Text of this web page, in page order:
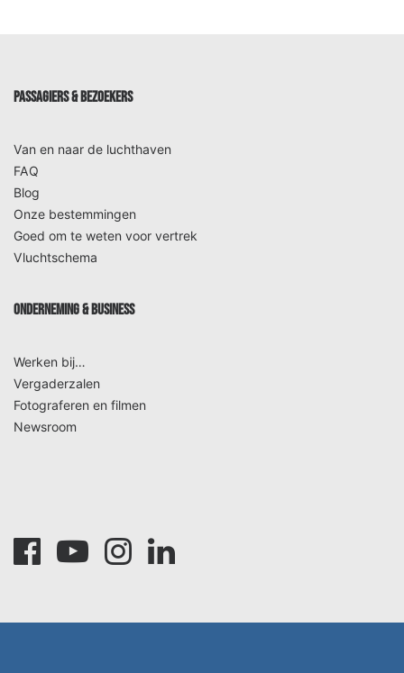
PASSAGIERS & BEZOEKERS
Van en naar de luchthaven
FAQ
Blog
Onze bestemmingen
Goed om te weten voor vertrek
Vluchtschema
ONDERNEMING & BUSINESS
Werken bij…
Vergaderzalen
Fotograferen en filmen
Newsroom